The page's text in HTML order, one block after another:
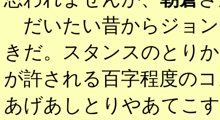
だいたい昔からジョ
きだ。スタンスのとり
が許される百字程度の
あげあしとりやあてこ